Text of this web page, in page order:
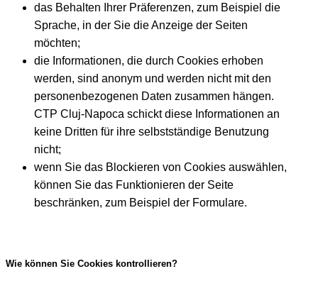
das Behalten Ihrer Präferenzen, zum Beispiel die
Sprache, in der Sie die Anzeige der Seiten
möchten;
die Informationen, die durch Cookies erhoben
werden, sind anonym und werden nicht mit den
personenbezogenen Daten zusammen hängen.
CTP Cluj-Napoca schickt diese Informationen an
keine Dritten für ihre selbstständige Benutzung
nicht;
wenn Sie das Blockieren von Cookies auswählen,
können Sie das Funktionieren der Seite
beschränken, zum Beispiel der Formulare.
Wie können Sie Cookies kontrollieren?